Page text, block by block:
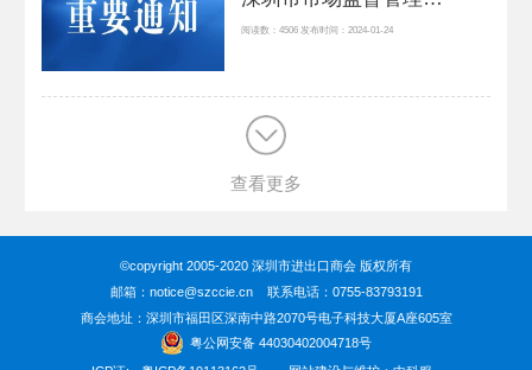
阅读数：4506 发布时间：2024-01-24
查看更多
©copyright 2005-2020 深圳市进出口商会 版权所有
邮箱：notice@szccie.cn 联系电话：0755-83793191
商会地址：深圳市福田区深南中路2070号电子科技大厦A座605室
粤公网安备 44030402004718号